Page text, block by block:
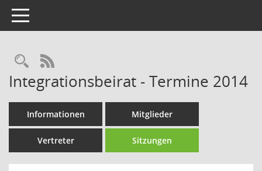
Toggle navigation
Rechercheauswahl
RSS-Feed
Integrationsbeirat - Termine 2014
Informationen Mitglieder
Vertreter Sitzungen